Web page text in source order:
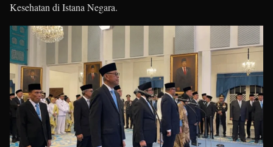
Kesehatan di Istana Negara.